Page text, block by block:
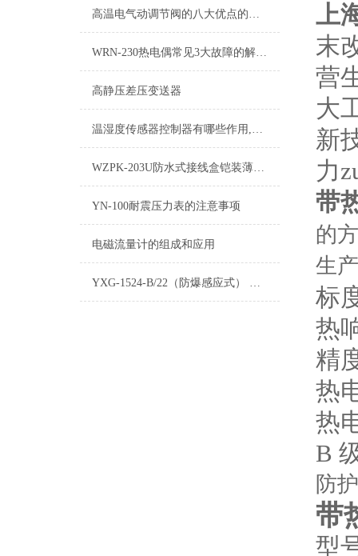
高温电气动调节阀的八大优点的详细介绍说明.
WRN-230热电偶常见3大故障的解决方法
高静压差压变送器
温湿度传感器控制器有哪些作用,质量好不好怎么看
WZPK-203U防水式接线盒铠装薄膜铂电阻
YN-100耐震压力表的注意事项
电磁流量计的组成和应用
YXG-1524-B/22（防爆感应式） 电接点压力表
上
末
营
大
新
力
带
的
生
标
热
精
热
热
B
防
带
型